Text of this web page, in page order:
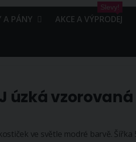
A PÁNY AKCE A VÝPRODEJ
Slevy!
úzká vzorovaná
ve světle modré barvě. Šířka